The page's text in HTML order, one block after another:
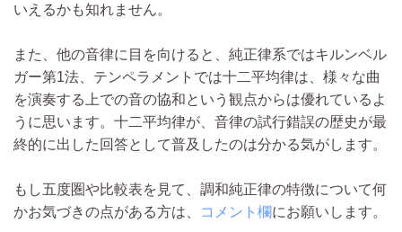
いえるかも知れません。
また、他の音律に目を向けると、純正律系ではキルンベル
ガー第1法、テンペラメントでは十二平均律は、様々な曲
を演奏する上での音の協和という観点からは優れているよ
うに思います。十二平均律が、音律の試行錯誤の歴史が最
終的に出した回答として普及したのは分かる気がします。
もし五度圏や比較表を見て、調和純正律の特徴について何
かお気づきの点がある方は、
コメント欄にお願いします。